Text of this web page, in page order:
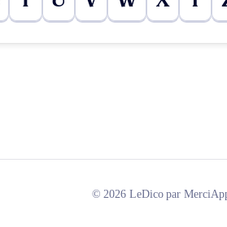
© 2026 LeDico par